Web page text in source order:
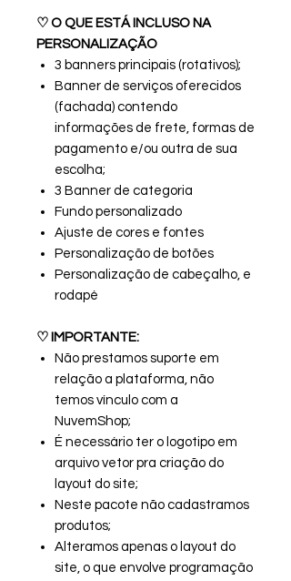
♡ O QUE ESTÁ INCLUSO NA
PERSONALIZAÇÃO
3 banners principais (rotativos);
Banner de serviços oferecidos
(fachada) contendo
informações de frete, formas de
pagamento e/ou outra de sua
escolha;
3 Banner de categoria
Fundo personalizado
Ajuste de cores e fontes
Personalização de botões
Personalização de cabeçalho, e
rodapé
♡ IMPORTANTE:
Não prestamos suporte em
relação a plataforma, não
temos vínculo com a
NuvemShop;
É necessário ter o logotipo em
arquivo vetor pra criação do
layout do site;
Neste pacote não cadastramos
produtos;
Alteramos apenas o layout do
site, o que envolve programação